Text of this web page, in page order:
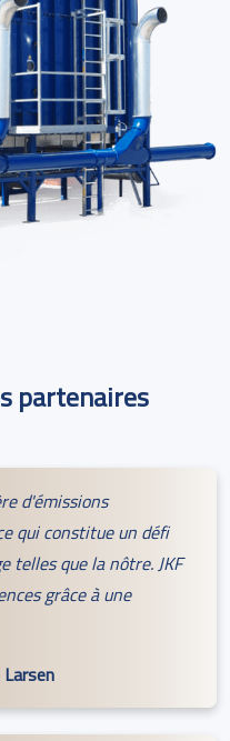
partenaires
d'émissions
qui constitue un défi
telles que la nôtre. JKF
grâce à une